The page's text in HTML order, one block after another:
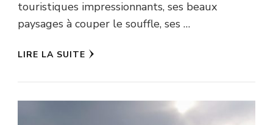
touristiques impressionnants, ses beaux
paysages à couper le souffle, ses …
LIRE LA SUITE